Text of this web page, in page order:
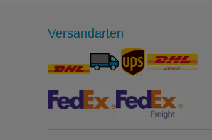
Versandarten